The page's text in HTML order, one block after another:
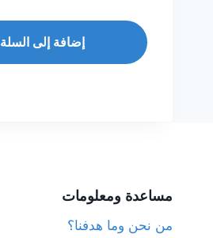
إضافة إلى السلة
مساعدة ومعلومات
من نحن وما هدفنا؟